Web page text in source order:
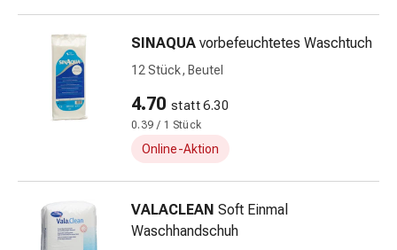
&
desinfektion
Sprühpflaster
Wundverschlussstreifen
Zugsalbe
Tupfer
Sehen
SINAQUA vorbefeuchtetes Waschtuch
12 Stück, Beutel
4.70 statt 6.30
0.39 / 1 Stück
Online-Aktion
VALACLEAN Soft Einmal
Waschhandschuh